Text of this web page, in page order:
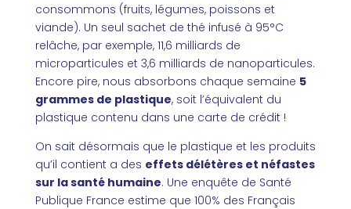
consommons (fruits, légumes, poissons et
viande). Un seul sachet de thé infusé à 95°C
relâche, par exemple, 11,6 milliards de
microparticules et 3,6 milliards de nanoparticules.
Encore pire, nous absorbons chaque semaine 5
grammes de plastique, soit l’équivalent du
plastique contenu dans une carte de crédit !
On sait désormais que le plastique et les produits
qu’il contient a des effets délétères et néfastes
sur la santé humaine. Une enquête de Santé
Publique France estime que 100% des Français